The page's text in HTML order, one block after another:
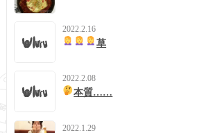
2022.2.16
草
2022.2.08
本質……
2022.1.29